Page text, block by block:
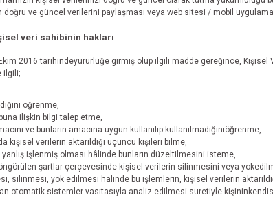
ve güncel verilerini paylaşması veya web sitesi / mobil
veri sahibinin hakları
2016 tarihindeyürürlüğe girmiş olup ilgili madde gereğince,
ilgili;
öğrenme,
ilişkin bilgi talep etme,
ve bunların amacına uygun kullanılıp kullanılmadığınıöğrenme,
kişisel verilerin aktarıldığı üçüncü kişileri bilme,
işlenmiş olması hâlinde bunların düzeltilmesini isteme,
öngörülen şartlar çerçevesinde kişisel verilerin silinmesini veya
silinmesi, yok edilmesi halinde bu işlemlerin, kişisel verilerin
otomatik sistemler vasıtasıyla analiz edilmesi suretiyle